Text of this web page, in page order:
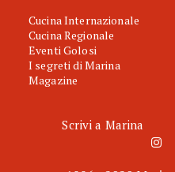
Cucina Internazionale
Cucina Regionale
Eventi Golosi
I segreti di Marina
Magazine
Scrivi a Marina